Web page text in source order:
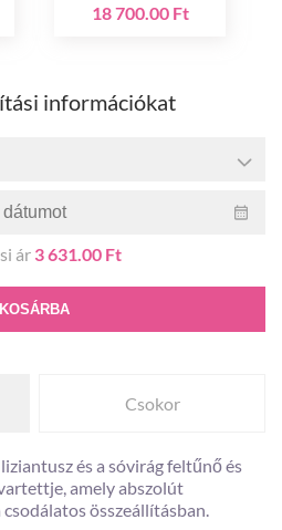
18 700.00 Ft
információkat
ár 3 631.00 Ft
KOSÁRBA
Csokor
és a sóvirág feltűnő és
amely abszolút
összeállításban.